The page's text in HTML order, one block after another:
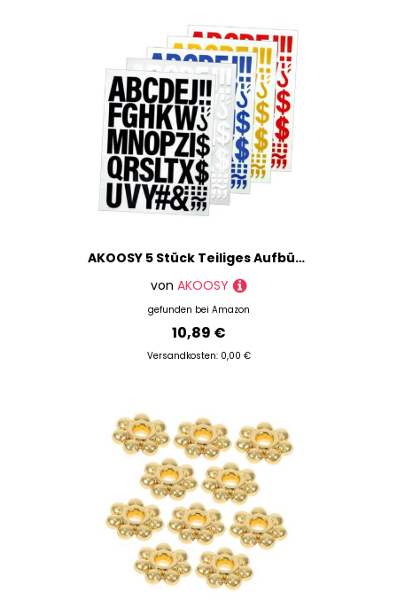
AKOOSY 5 Stück Teiliges Aufbügelbuchstaben für Kleidung Flexible Stoffapplikationen zum Aufnähen und Aufbügeln Farbige Buchstaben in Gelb Weiß Blau Rot Schwarz zum Verzieren und
von AKOOSY
gefunden bei Amazon
10,89 €
Versandkosten: 0,00 €